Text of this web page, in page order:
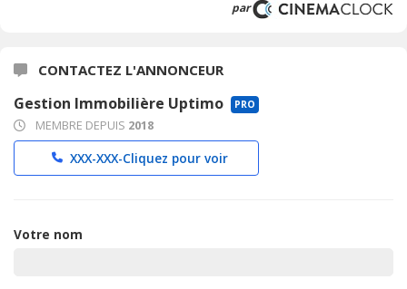
par
CONTACTEZ L'ANNONCEUR
Gestion Immobilière Uptimo PRO
MEMBRE DEPUIS 2018
XXX-XXX-Cliquez pour voir
Votre nom